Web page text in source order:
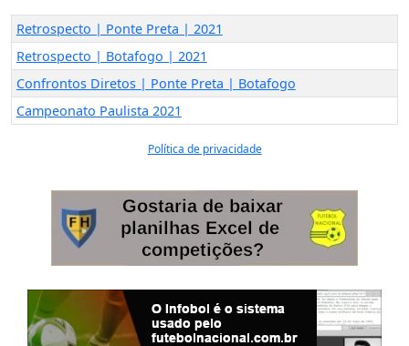
Retrospecto | Ponte Preta | 2021
Retrospecto | Botafogo | 2021
Confrontos Diretos | Ponte Preta | Botafogo
Campeonato Paulista 2021
Política de privacidade